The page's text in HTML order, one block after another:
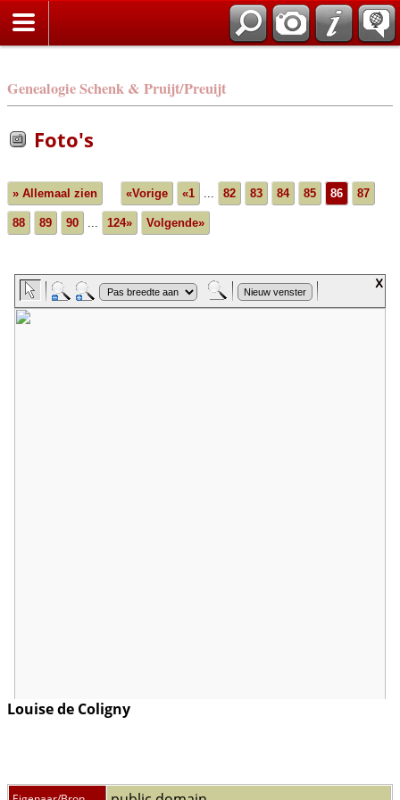
Genealogie Schenk & Pruijt/Preuijt
Foto's
» Allemaal zien «Vorige «1 ... 82 83 84 85 86 87
88 89 90 ... 124» Volgende»
Louise de Coligny